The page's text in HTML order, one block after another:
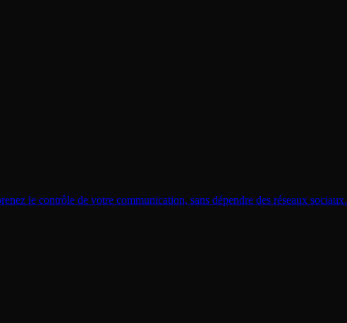
le contrôle de votre communication, sans dépendre des réseaux sociaux.